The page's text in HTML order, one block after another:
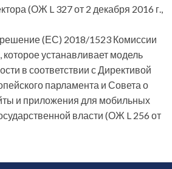
(ОЖ L 327 от 2 декабря 2016 г.,
(ЕС) 2018/1523 Комиссии
которое устанавливает модель
в соответствии с Директивой
парламента и Совета о
и приложения для мобильных
власти (ОЖ L 256 от